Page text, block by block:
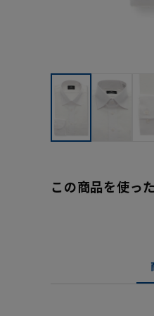
この商品を使っ